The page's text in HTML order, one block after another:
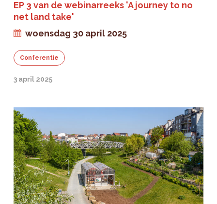
EP 3 van de webinarreeks 'A journey to no
net land take'
woensdag 30 april 2025
Conferentie
3 april 2025